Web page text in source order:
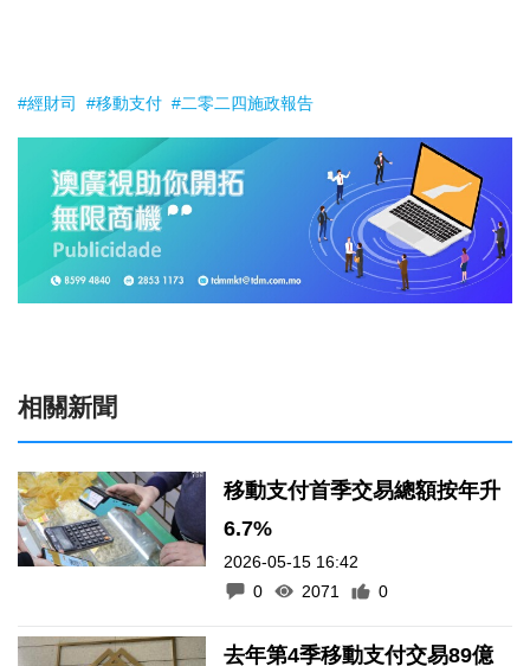
#經財司 #移動支付 #二零二四施政報告
相關新聞
移動支付首季交易總額按年升
6.7%
2026-05-15 16:42
0
2071 0
去年第4季移動支付交易89億